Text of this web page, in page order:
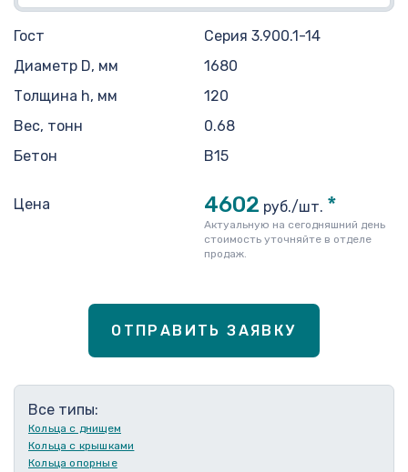
Гост
Серия 3.900.1-14
Диаметр D, мм
1680
Толщина h, мм
120
Вес, тонн
0.68
Бетон
B15
Цена 4602 руб./шт. *
Актуальную на сегодняшний день
стоимость уточняйте в отделе
продаж.
ОТПРАВИТЬ ЗАЯВКУ
Все типы:
Кольца с днищем
Кольца с крышками
Кольца опорные